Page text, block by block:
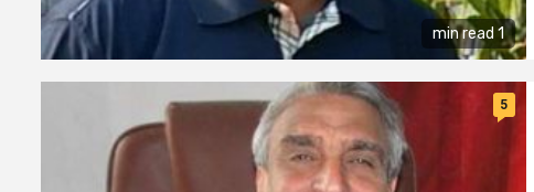
1 min read
5